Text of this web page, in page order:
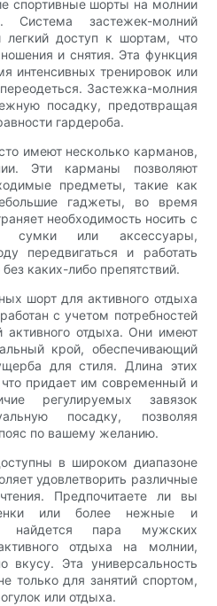
спортивные шорты на молнии
Система застежек-молний
легкий доступ к шортам, что
и снятия. Эта функция
интенсивных тренировок или
Застежка-молния
посадку, предотвращая
гардероба.
имеют несколько карманов,
Эти карманы позволяют
предметы, такие как
гаджеты, во время
необходимость носить с
сумки или аксессуары,
передвигаться и работать
каких-либо препятствий.
шорт для активного отдыха
с учетом потребностей
активного отдыха. Они имеют
крой, обеспечивающий
для стиля. Длина этих
придает им современный и
регулируемых завязок
посадку, позволяя
пояс по вашему желанию.
в широком диапазоне
удовлетворить различные
Предпочитаете ли вы
или более нежные и
найдется пара мужских
отдыха на молнии,
вкусу. Эта универсальность
только для занятий спортом,
или отдыха.